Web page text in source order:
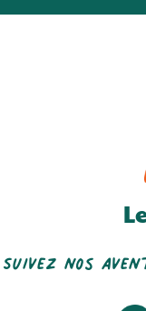
Suivez nos